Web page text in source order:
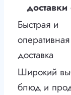
Быстрая и
оперативная
доставка
Широкий
блюд и